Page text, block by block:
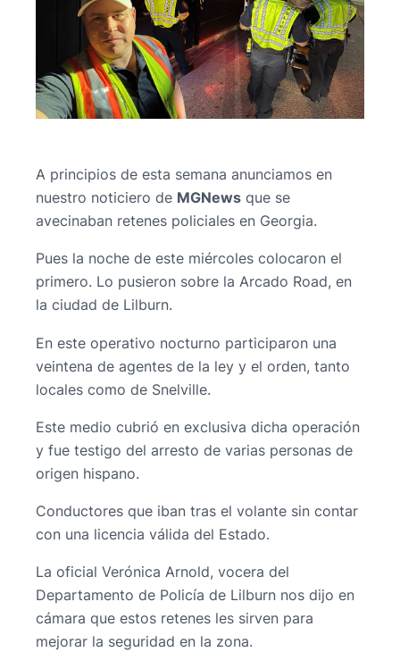
A principios de esta semana anunciamos en
nuestro noticiero de MGNews que se
avecinaban retenes policiales en Georgia.
Pues la noche de este miércoles colocaron el
primero. Lo pusieron sobre la Arcado Road, en
la ciudad de Lilburn.
En este operativo nocturno participaron una
veintena de agentes de la ley y el orden, tanto
locales como de Snelville.
Este medio cubrió en exclusiva dicha operación
y fue testigo del arresto de varias personas de
origen hispano.
Conductores que iban tras el volante sin contar
con una licencia válida del Estado.
La oficial Verónica Arnold, vocera del
Departamento de Policía de Lilburn nos dijo en
cámara que estos retenes les sirven para
mejorar la seguridad en la zona.